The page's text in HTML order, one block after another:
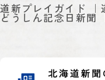
道新プレイガイド
どうしん記念日新聞